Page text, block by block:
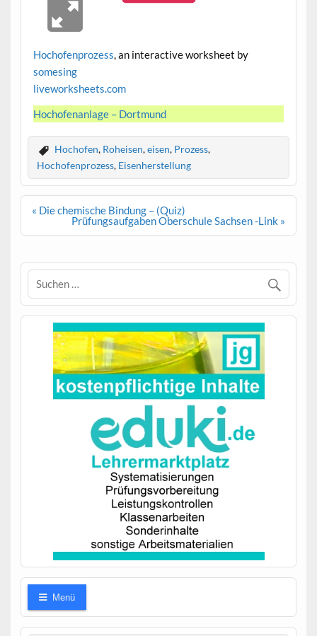
Hochofenprozess, an interactive worksheet by
somesing
liveworksheets.com
Hochofenanlage – Dortmund
Hochofen, Roheisen,eisen, Prozess,
Hochofenprozess, Eisenherstellung
Beitragsnavigation
« Die chemische Bindung – (Quiz)
Prüfungsaufgaben Oberschule Sachsen -Link »
Menü